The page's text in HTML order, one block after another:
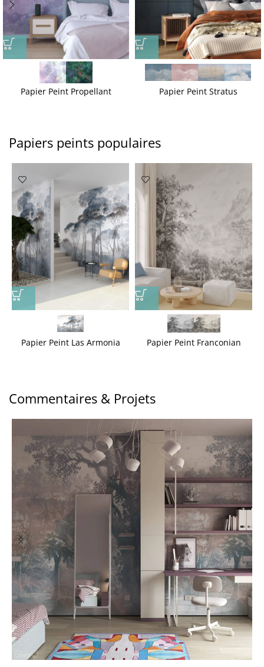
Papier Peint Propellant Papier Peint Stratus
Papiers peints populaires
Papier Peint Las Armonia Papier Peint Franconian
Commentaires & Projets